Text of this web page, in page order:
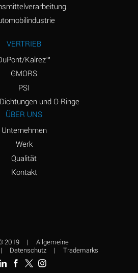
B
D
D
A
VERTRIEB
Kalrez™
GMORS
PSI
und O-Ringe
ÜBER UNS
Unternehmen
Werk
Qualität
Kontakt
2019 |
Allgemeine
| Datenschutz | Trademarks